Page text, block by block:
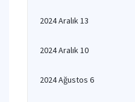
2024 Aralık 13
2024 Aralık 10
2024 Ağustos 6